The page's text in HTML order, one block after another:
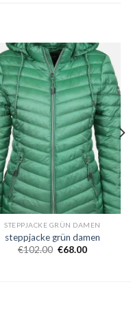
STEPPJACKE GRÜN DAMEN
steppjacke grün damen
€102.00 €68.00